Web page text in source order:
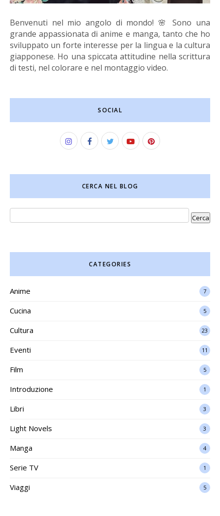
Benvenuti nel mio angolo di mondo! 🌸 Sono una
grande appassionata di anime e manga, tanto che ho
sviluppato un forte interesse per la lingua e la cultura
giapponese. Ho una spiccata attitudine nella scrittura
di testi, nel colorare e nel montaggio video.
SOCIAL
CERCA NEL BLOG
CATEGORIES
Anime 7
Cucina 5
Cultura 23
Eventi 11
Film 5
Introduzione 1
Libri 3
Light Novels 3
Manga 4
Serie TV 1
Viaggi 5